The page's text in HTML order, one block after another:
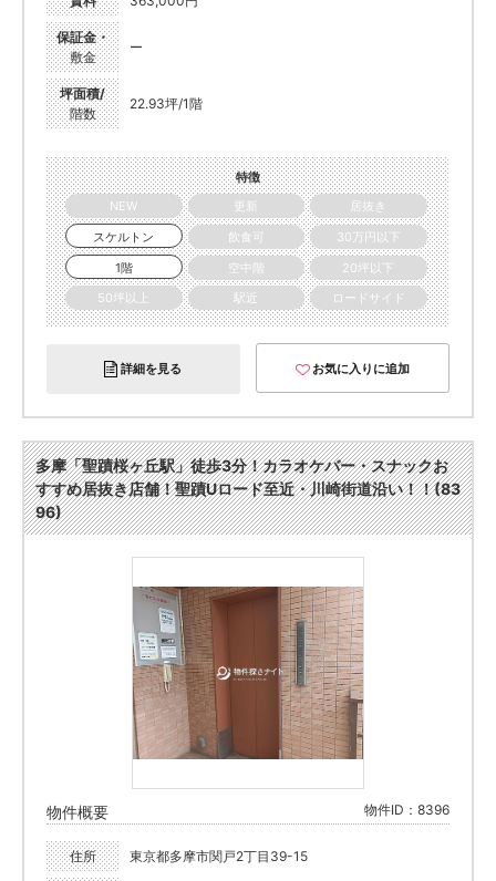
保証金・
敷金
ー
坪面積/
階数
22.93坪/1階
特徴
NEW
更新
居抜き
スケルトン
飲食可
30万円以下
1階
空中階
20坪以下
50坪以上
駅近 ロードサイド
詳細を見る お気に入りに追加
多摩「聖蹟桜ヶ丘駅」徒歩3分！カラオケバー・スナックお
すすめ居抜き店舗！聖蹟Uロード至近・川崎街道沿い！！(83
96)
物件概要 物件ID：8396
住所 東京都多摩市関戸2丁目39-15